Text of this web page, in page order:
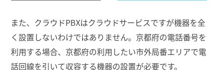
また、クラウドPBXはクラウドサービスですが機器を全
く設置しないわけではありません。京都府の電話番号を
利用する場合、京都府の利用したい市外局番エリアで電
話回線を引いて収容する機器の設置が必要です。